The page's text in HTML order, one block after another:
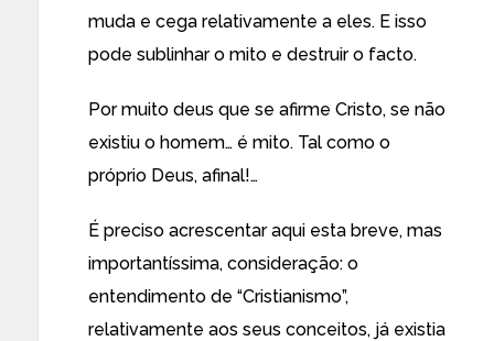
muda e cega relativamente a eles. E isso
pode sublinhar o mito e destruir o facto.
Por muito deus que se afirme Cristo, se não
existiu o homem… é mito. Tal como o
próprio Deus, afinal!…
É preciso acrescentar aqui esta breve, mas
importantíssima, consideração: o
entendimento de “Cristianismo”,
relativamente aos seus conceitos, já existia